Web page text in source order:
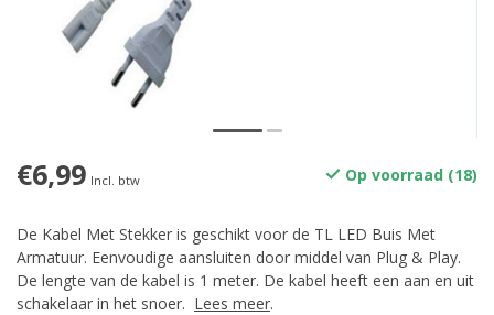
€6,99 Incl. btw Op voorraad (18)
De Kabel Met Stekker is geschikt voor de TL LED Buis Met
Armatuur. Eenvoudige aansluiten door middel van Plug & Play.
De lengte van de kabel is 1 meter. De kabel heeft een aan en uit
schakelaar in het snoer. Lees meer.